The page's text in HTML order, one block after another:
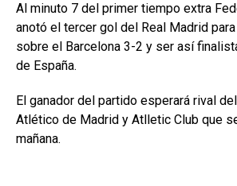
Al minuto 7 del primer tiempo extra
anotó el tercer gol del Real Madrid
sobre el Barcelona 3-2 y ser así
de España.
El ganador del partido esperará rival
Atlético de Madrid y Atlletic Club que
mañana.